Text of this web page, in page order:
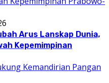
Arus Lanskap Dunia,
Kepemimpinan